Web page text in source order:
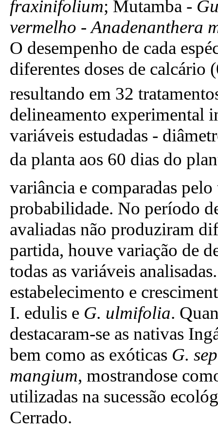
fraxinifolium; Mutamba -
vermelho -Anadenanthera
O desempenho de cada
diferentes doses de calcário
resultando em 32
delineamento experimental
variáveis estudadas -
da planta aos 60 dias do
variância e comparadas
probabilidade. No período
avaliadas não produziram
partida, houve variação de
todas as variáveis
estabelecimento e
I. edulis e G. ulmifolia.
destacaram-se as nativas
bem como as exóticas G.
mangium, mostrandose
utilizadas na sucessão
Cerrado.